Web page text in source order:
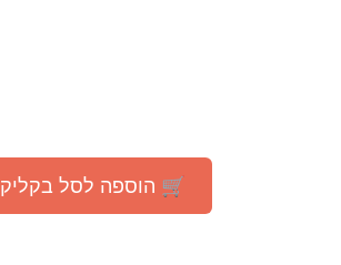
🛒 הוספה לסל בקליק